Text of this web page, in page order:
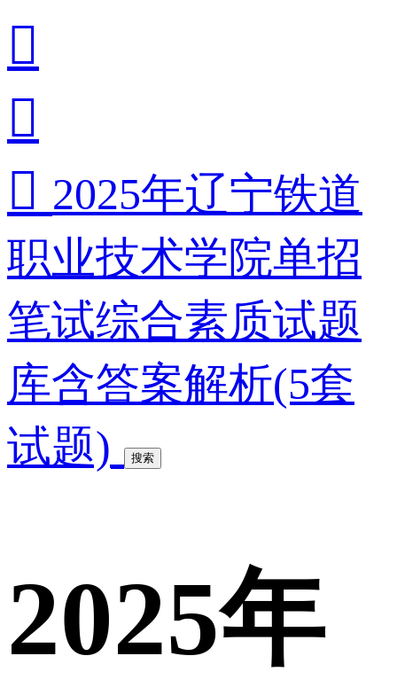


 2025年辽宁铁道
职业技术学院单招
笔试综合素质试题
库含答案解析(5套
试题)
搜索
2025年